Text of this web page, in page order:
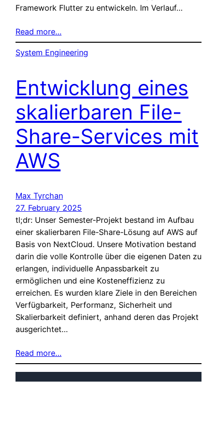
Framework Flutter zu entwickeln. Im Verlauf…
Read more…
System Engineering
Entwicklung eines
skalierbaren File-
Share-Services mit
AWS
Max Tyrchan
27. February 2025
tl;dr: Unser Semester-Projekt bestand im Aufbau
einer skalierbaren File-Share-Lösung auf AWS auf
Basis von NextCloud. Unsere Motivation bestand
darin die volle Kontrolle über die eigenen Daten zu
erlangen, individuelle Anpassbarkeit zu
ermöglichen und eine Kosteneffizienz zu
erreichen. Es wurden klare Ziele in den Bereichen
Verfügbarkeit, Performanz, Sicherheit und
Skalierbarkeit definiert, anhand deren das Projekt
ausgerichtet…
Read more…